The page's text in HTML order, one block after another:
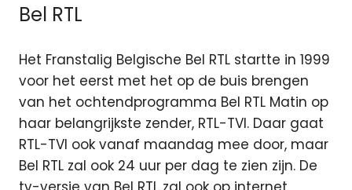
Bel RTL
Het Franstalig Belgische Bel RTL startte in 1999
voor het eerst met het op de buis brengen
van het ochtendprogramma Bel RTL Matin op
haar belangrijkste zender, RTL-TVI. Daar gaat
RTL-TVI ook vanaf maandag mee door, maar
Bel RTL zal ook 24 uur per dag te zien zijn. De